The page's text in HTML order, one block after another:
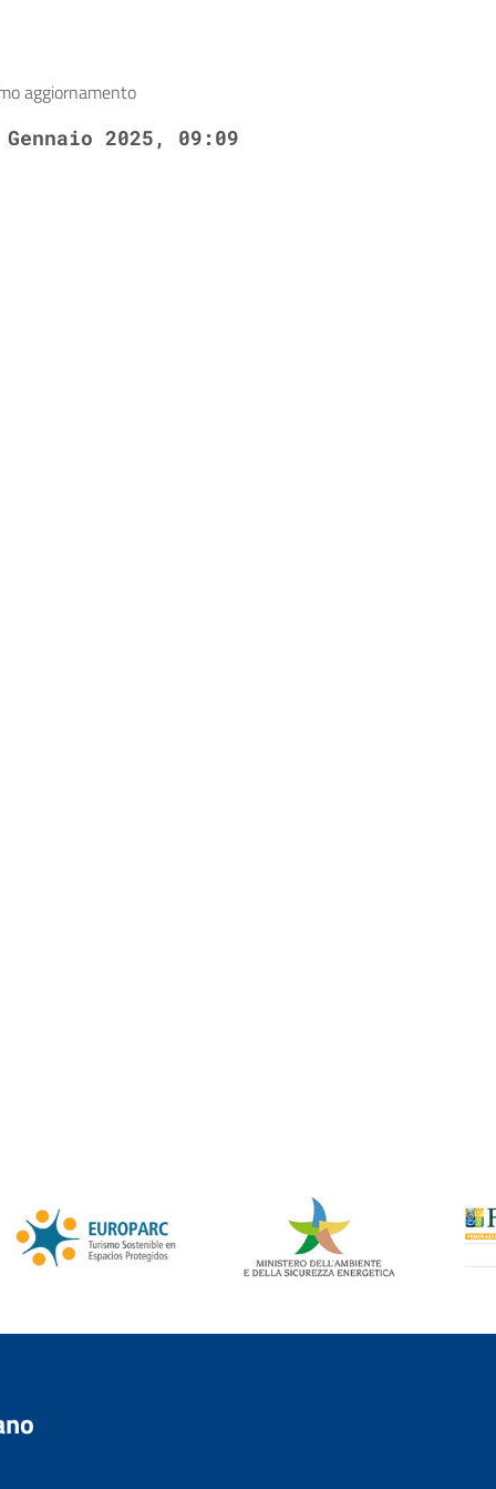
aggiornamento
Gennaio 2025, 09:09